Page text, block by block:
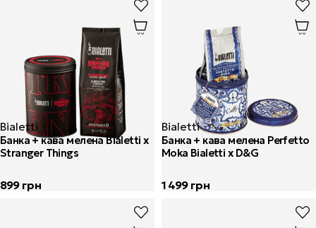
Банка + кава мелена Bialetti x
Stranger Things
Bialetti
899грн
Банка + кава мелена Perfetto
Moka Bialetti x D&G
Bialetti
1 499грн